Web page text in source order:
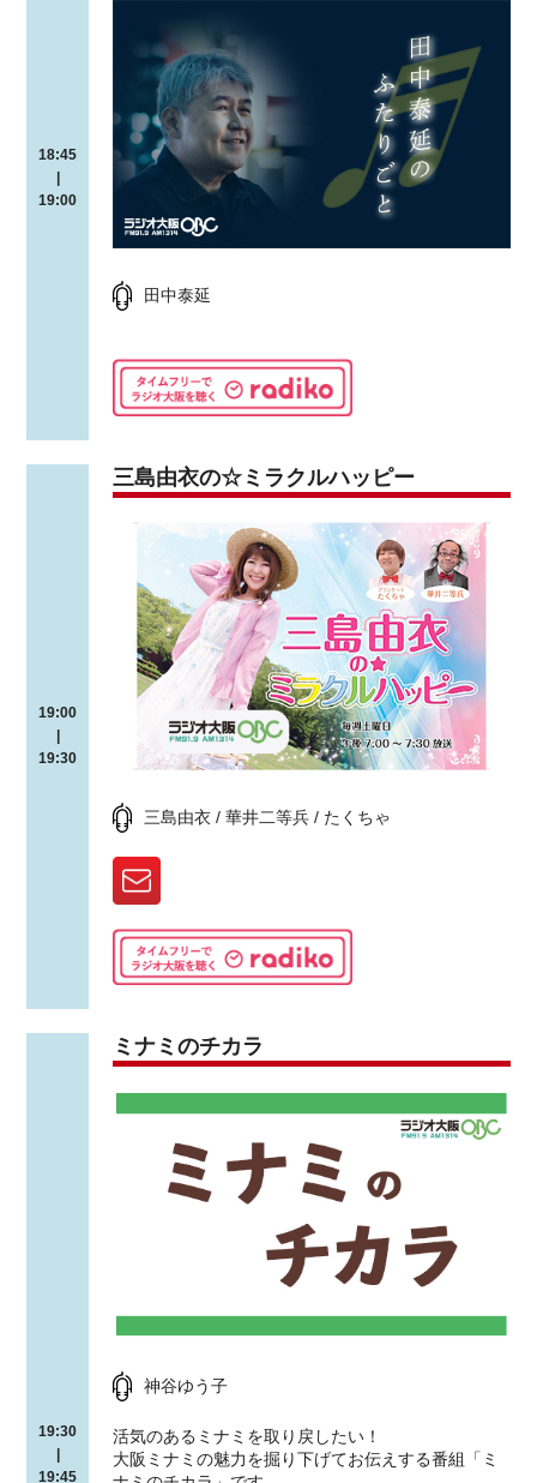
18:45
|
19:00
田中泰延
19:00
19:30
三島由衣の☆ミラクルハッピー
三島由衣 / 華井二等兵 / たくちゃ
19:30
19:45
ミナミのチカラ
神谷ゆう子
活気のあるミナミを取り戻したい！
大阪ミナミの魅力を掘り下げてお伝えする番組「ミ